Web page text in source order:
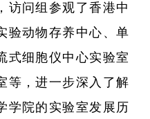
访问组参观了香港中
验动物存养中心、单
式细胞仪中心实验室
等，进一步深入了解
学院的实验室发展历